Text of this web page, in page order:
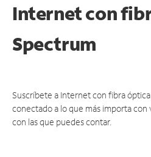
Internet con
Spectrum
Suscríbete a Internet con fibra
conectado a lo que más importa
con las que puedes contar.